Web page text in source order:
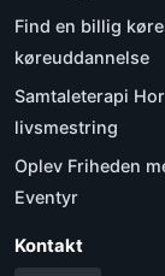
Find en billig
køreuddannelse
Samtaleterapi
livsmestring
Oplev Friheden
Eventyr
Kontakt